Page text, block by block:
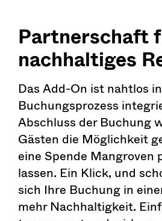
Partnerschaft
nachhaltiges
Das Add-On ist nahtlos
Buchungsprozess
Abschluss der Buchung
Gästen die Möglichkeit
eine Spende Mangroven
lassen. Ein Klick, und
sich Ihre Buchung in
mehr Nachhaltigkeit.